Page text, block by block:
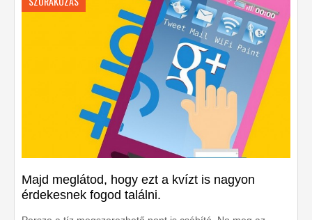
Majd meglátod, hogy ezt a kvízt is nagyon
érdekesnek fogod találni.